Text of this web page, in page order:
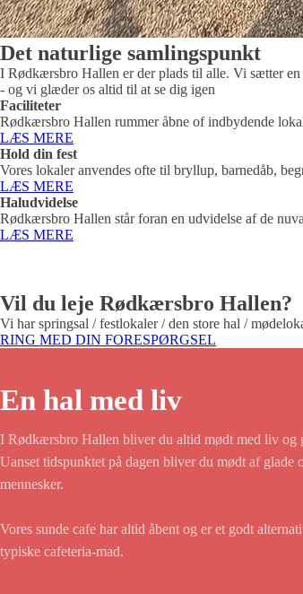
Det naturlige samlingspunkt
I Rødkærsbro Hallen er der plads til alle. Vi sætter
- og vi glæder os altid til at se dig igen
Faciliteter
Rødkærsbro Hallen rummer åbne of indbydende
LÆS MERE
Hold din fest
Vores lokaler anvendes ofte til bryllup, barnedåb,
LÆS MERE
Haludvidelse
Rødkærsbro Hallen står foran en udvidelse af de
LÆS MERE
Vil du leje Rødkærsbro Hallen?
Vi har springsal / festlokaler / den store hal /
RING MED DIN FORESPØRGSEL
En hal med liv
I Rødkærsbro Hallen bliver du altid mødt med liv og
Uanset tidspunktet på dagen bliver du mødt af glade
mennesker.
Vores sunde cafe har altid åbent og er et godt
typiske cafeteria-mad.